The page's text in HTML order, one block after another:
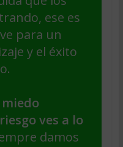
ese es
para un
y el éxito
ves a lo
damos